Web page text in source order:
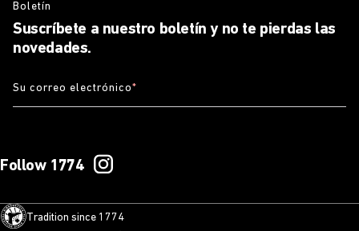
Boletín
Suscríbete a nuestro boletín y no te pierdas las
novedades.
Su correo electrónico*
Follow 1774
Tradition since 1774